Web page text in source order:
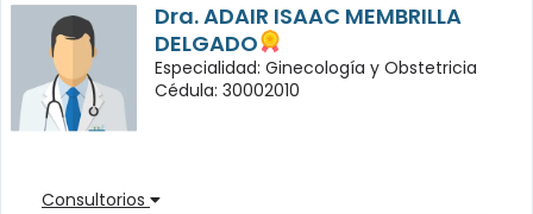
Dra. ADAIR ISAAC MEMBRILLA
DELGADO
Especialidad: Ginecología y Obstetricia
Cédula: 30002010
Consultorios